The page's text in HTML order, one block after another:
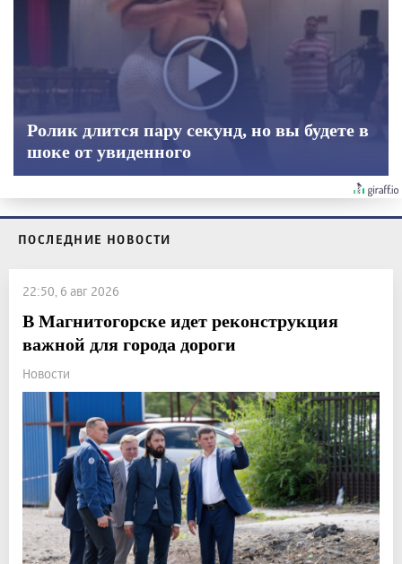
Ролик длится пару секунд, но вы будете в
шоке от увиденного
ПОСЛЕДНИЕ НОВОСТИ
22:50, 6 авг 2026
В Магнитогорске идет реконструкция
важной для города дороги
Новости